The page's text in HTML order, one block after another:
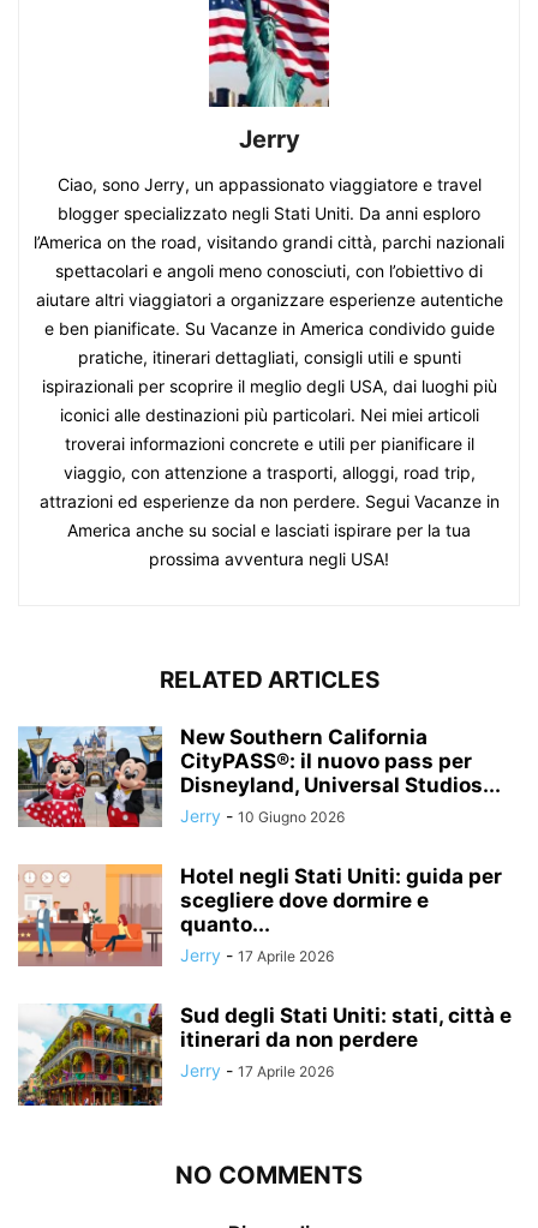
Jerry
Ciao, sono Jerry, un appassionato viaggiatore e travel
blogger specializzato negli Stati Uniti. Da anni esploro
l’America on the road, visitando grandi città, parchi nazionali
spettacolari e angoli meno conosciuti, con l’obiettivo di
aiutare altri viaggiatori a organizzare esperienze autentiche
e ben pianificate. Su Vacanze in America condivido guide
pratiche, itinerari dettagliati, consigli utili e spunti
ispirazionali per scoprire il meglio degli USA, dai luoghi più
iconici alle destinazioni più particolari. Nei miei articoli
troverai informazioni concrete e utili per pianificare il
viaggio, con attenzione a trasporti, alloggi, road trip,
attrazioni ed esperienze da non perdere. Segui Vacanze in
America anche su social e lasciati ispirare per la tua
prossima avventura negli USA!
RELATED ARTICLES
New Southern California
CityPASS®: il nuovo pass per
Disneyland, Universal Studios...
Jerry - 10 Giugno 2026
Hotel negli Stati Uniti: guida per
scegliere dove dormire e
quanto...
Jerry - 17 Aprile 2026
Sud degli Stati Uniti: stati, città e
itinerari da non perdere
Jerry - 17 Aprile 2026
NO COMMENTS